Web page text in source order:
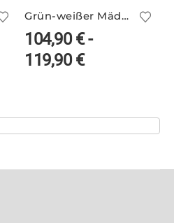
Grün-weißer Mädchen Print-Turnanzug ILKA/4
104,90€-
119,90€